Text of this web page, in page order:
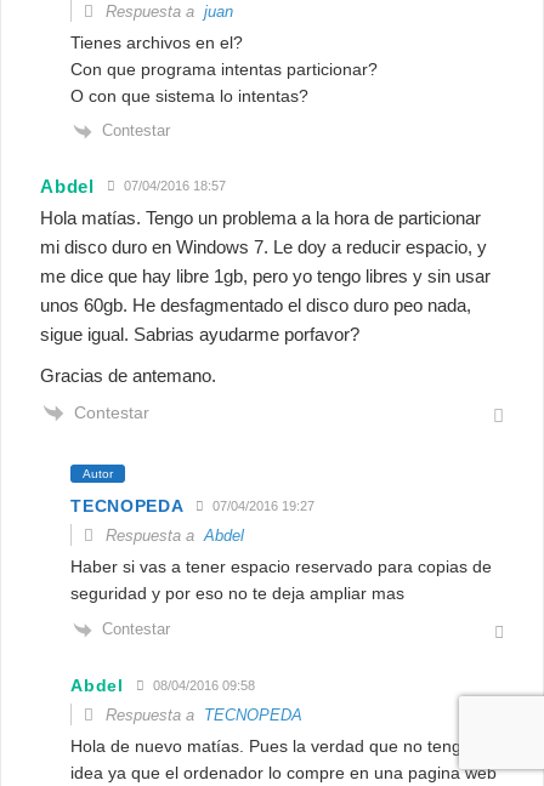
Respuesta ajuan
Tienes archivos en el?
Con que programa intentas particionar?
O con que sistema lo intentas?
Contestar
Abdel 07/04/2016 18:57
Hola matías. Tengo un problema a la hora de particionar
mi disco duro en Windows 7. Le doy a reducir espacio, y
me dice que hay libre 1gb, pero yo tengo libres y sin usar
unos 60gb. He desfagmentado el disco duro peo nada,
sigue igual. Sabrias ayudarme porfavor?
Gracias de antemano.
Contestar
Autor
TECNOPEDA 07/04/2016 19:27
Respuesta aAbdel
Haber si vas a tener espacio reservado para copias de
seguridad y por eso no te deja ampliar mas
Contestar
Abdel 08/04/2016 09:58
Respuesta a TECNOPEDA
Hola de nuevo matías. Pues la verdad que no tengo ni
idea ya que el ordenador lo compre en una pagina web